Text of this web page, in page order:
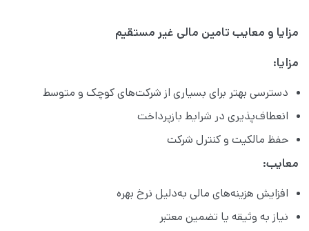
مزایا و معایب تامین مالی غیر مستقیم
مزایا:
دسترسی بهتر برای بسیاری از شرکت‌های کوچک و متوسط
انعطاف‌پذیری در شرایط بازپرداخت
حفظ مالکیت و کنترل شرکت
معایب:
افزایش هزینه‌های مالی به‌دلیل نرخ بهره
نیاز به وثیقه یا تضمین معتبر